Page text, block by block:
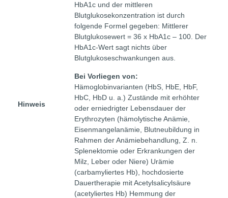
Hinweis
HbA1c und der mittleren
Blutglukosekonzentration ist durch
folgende Formel gegeben: Mittlerer
Blutglukosewert = 36 x HbA1c – 100. Der
HbA1c-Wert sagt nichts über
Blutglukoseschwankungen aus.
Bei Vorliegen von:
Hämoglobinvarianten (HbS, HbE, HbF,
HbC, HbD u. a.) Zustände mit erhöhter
oder erniedrigter Lebensdauer der
Erythrozyten (hämolytische Anämie,
Eisenmangelanämie, Blutneubildung in
Rahmen der Anämiebehandlung, Z. n.
Splenektomie oder Erkrankungen der
Milz, Leber oder Niere) Urämie
(carbamyliertes Hb), hochdosierte
Dauertherapie mit Acetylsalicylsäure
(acetyliertes Hb) Hemmung der